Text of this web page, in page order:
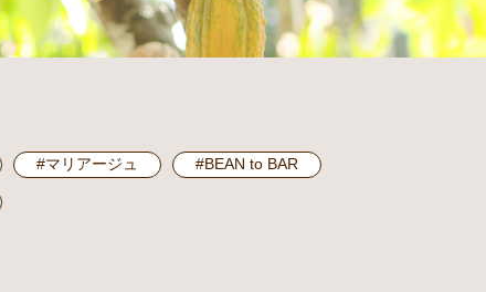
#マリアージュ #BEAN to BAR